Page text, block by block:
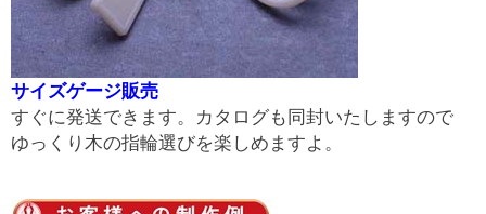
サイズゲージ販売
すぐに発送できます。カタログも同封いたしますので
ゆっくり木の指輪選びを楽しめますよ。